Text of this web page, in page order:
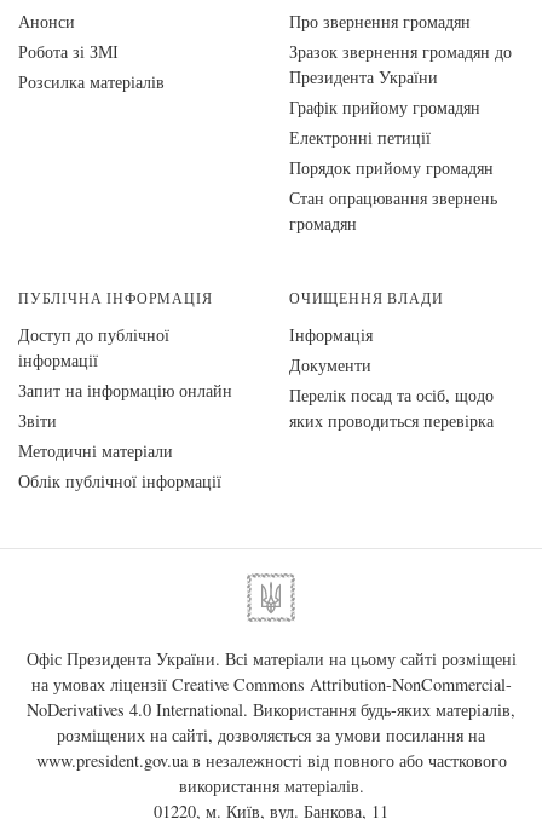
Анонси
Робота зі ЗМІ
Розсилка матеріалів
Про звернення громадян
Зразок звернення громадян до
Президента України
Графік прийому громадян
Електронні петиції
Порядок прийому громадян
Стан опрацювання звернень
громадян
ПУБЛІЧНА ІНФОРМАЦІЯ
Доступ до публічної
інформації
Запит на інформацію онлайн
Звіти
Методичні матеріали
Облік публічної інформації
ОЧИЩЕННЯ ВЛАДИ
Інформація
Документи
Перелік посад та осіб, щодо
яких проводиться перевірка
Офіс Президента України. Всі матеріали на цьому сайті розміщені
на умовах ліцензії Creative Commons Attribution-NonCommercial-
NoDerivatives 4.0 International. Використання будь-яких матеріалів,
розміщених на сайті, дозволяється за умови посилання на
www.president.gov.uaв незалежності від повного або часткового
використання матеріалів.
01220, м. Київ, вул. Банкова, 11